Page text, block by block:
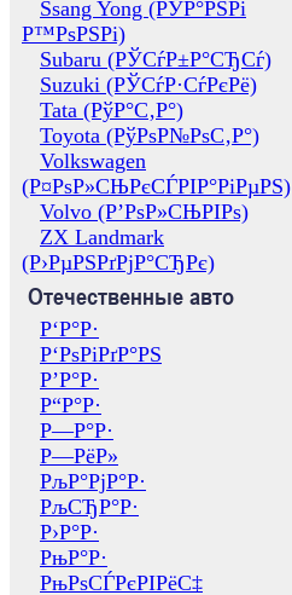
Ssang Yong (РЎР°РЅРі
Р™РѕРЅРі)
Subaru (РЎСѓР±Р°СЂСѓ)
Suzuki (РЎСѓР·СѓРєРё)
Tata (РўР°С‚Р°)
Toyota (РўРѕР№РѕС‚Р°)
Volkswagen
(Р¤РѕР»СЊРєСЃРІР°РіРµРЅ)
Volvo (Р’РѕР»СЊРІРѕ)
ZX Landmark
(Р›РµРЅРґРјР°СЂРє)
Отечественные авто
Р‘Р°Р·
Р‘РѕРіРґР°РЅ
Р’Р°Р·
Р“Р°Р·
Р—Р°Р·
Р—РёР»
РљР°РјР°Р·
РљСЂР°Р·
Р›Р°Р·
РњР°Р·
РњРѕСЃРєРІРёС‡